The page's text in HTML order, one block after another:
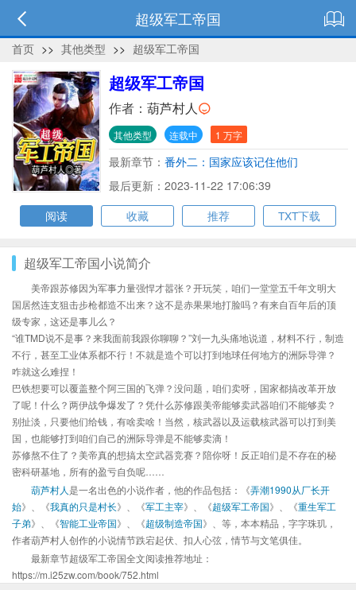
超级军工帝国
首页 >> 其他类型 >> 超级军工帝国
超级军工帝国
作者： 葫芦村人
其他类型 连载中 1 万字
最新章节： 番外二：国家应该记住他们
最后更新：2023-11-22 17:06:39
阅读
收藏 推荐 TXT下载
超级军工帝国小说简介
美帝跟苏修因为军事力量强悍才嚣张？开玩笑，咱们一堂堂五千年文明大
国居然连支狙击步枪都造不出来？这不是赤果果地打脸吗？有来自百年后的顶
级专家，这还是事儿么？
“谁TMD说不是事？来我面前我跟你聊聊？”刘一九头痛地说道，材料不行，制造
不行，甚至工业体系都不行！不就是造个可以打到地球任何地方的洲际导弹？
咋就这么难捏！
巴铁想要可以覆盖整个阿三国的飞弹？没问题，咱们卖呀，国家都搞改革开放
了呢！什么？两伊战争爆发了？凭什么苏修跟美帝能够卖武器咱们不能够卖？
别扯淡，只要他们给钱，有啥卖啥！当然，核武器以及运载核武器可以打到美
国，也能够打到咱们自己的洲际导弹是不能够卖滴！
苏修熬不住了？美帝真的想搞太空武器竞赛？陪你呀！反正咱们是不存在的秘
密科研基地，所有的盈亏自负呢……
葫芦村人是一名出色的小说作者，他的作品包括：《弄潮1990从厂长开
始》、《我真的只是村长》、《军工主宰》、《超级军工帝国》、《重生军工
子弟》、《智能工业帝国》、《超级制造帝国》、等，本本精品，字字珠玑，
作者葫芦村人创作的小说情节跌宕起伏、扣人心弦，情节与文笔俱佳。
最新章节超级军工帝国全文阅读推荐地址：
https://m.i25zw.com/book/752.html